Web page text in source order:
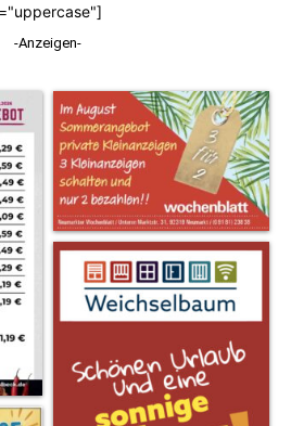
-Anzeigen-